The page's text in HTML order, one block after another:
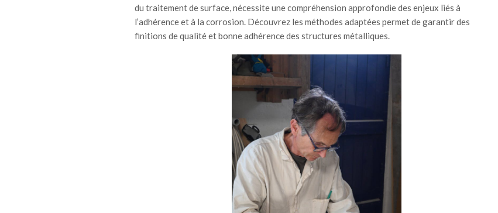
du traitement de surface, nécessite une compréhension approfondie des enjeux liés à
l’adhérence et à la corrosion. Découvrez les méthodes adaptées permet de garantir des
finitions de qualité et bonne adhérence des structures métalliques.